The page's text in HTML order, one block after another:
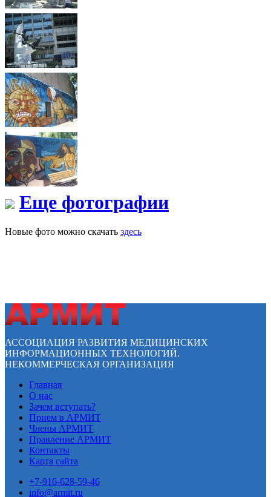
Еще фотографии
Новые фото можно скачать здесь
АССОЦИАЦИЯ РАЗВИТИЯ МЕДИЦИНСКИХ
ИНФОРМАЦИОННЫХ ТЕХНОЛОГИЙ.
НЕКОММЕРЧЕСКАЯ ОРГАНИЗАЦИЯ
Главная
О нас
Зачем вступать?
Прием в АРМИТ
Члены АРМИТ
Правление АРМИТ
Контакты
Карта сайта
+7-916-628-59-46
info@armit.ru